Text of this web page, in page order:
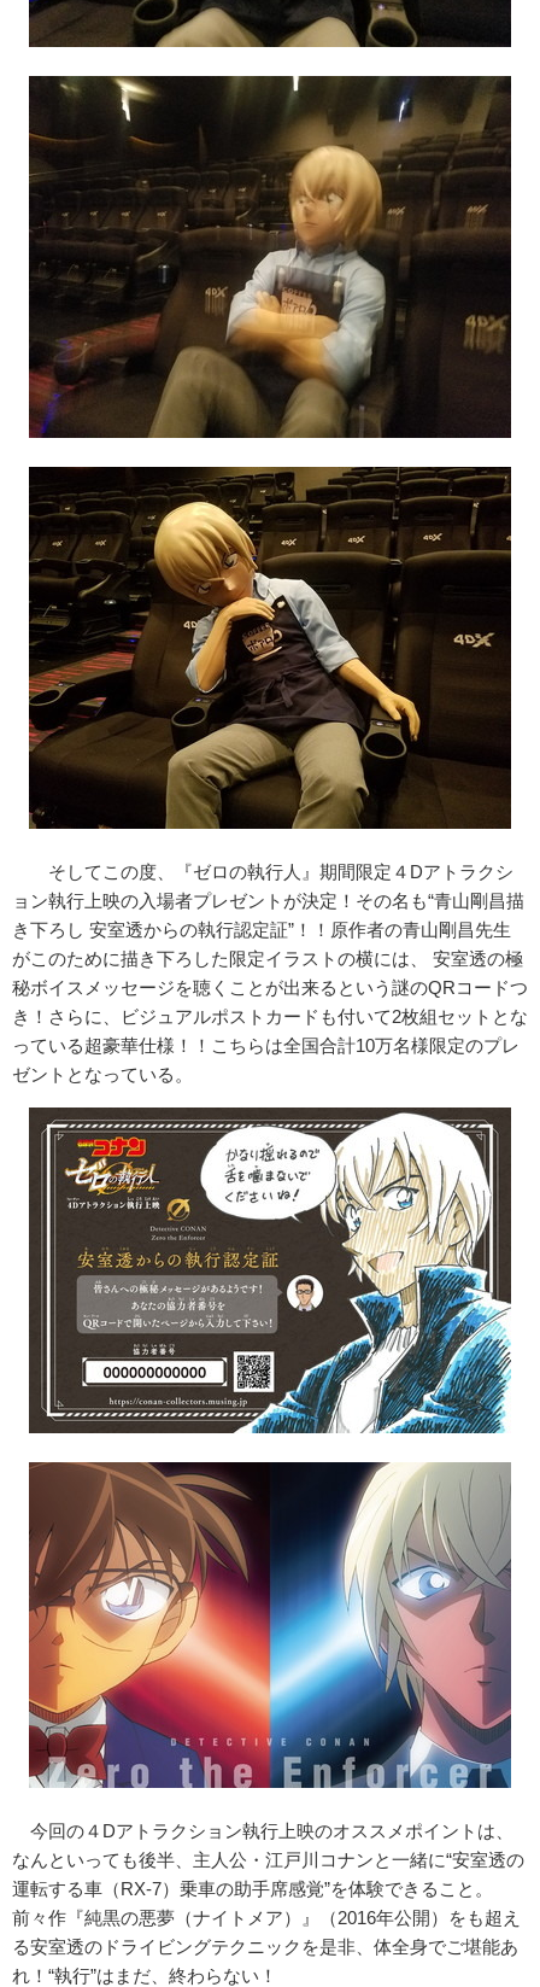
そしてこの度、『ゼロの執行人』期間限定４Dアトラクシ
ョン執行上映の入場者プレゼントが決定！その名も“青山剛昌描
き下ろし 安室透からの執行認定証”！！原作者の青山剛昌先生
がこのために描き下ろした限定イラストの横には、 安室透の極
秘ボイスメッセージを聴くことが出来るという謎のQRコードつ
き！さらに、ビジュアルポストカードも付いて2枚組セットとな
っている超豪華仕様！！こちらは全国合計10万名様限定のプレ
ゼントとなっている。
今回の４Dアトラクション執行上映のオススメポイントは、
なんといっても後半、主人公・江戸川コナンと一緒に“安室透の
運転する車（RX-7）乗車の助手席感覚”を体験できること。
前々作『純黒の悪夢（ナイトメア）』（2016年公開）をも超え
る安室透のドライビングテクニックを是非、体全身でご堪能あ
れ！“執行”はまだ、終わらない！